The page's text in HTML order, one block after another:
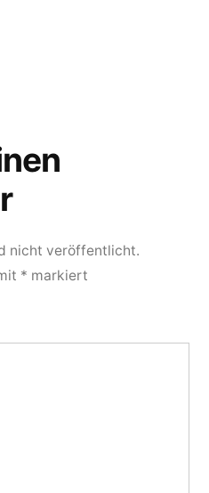
nicht veröffentlicht.
* markiert